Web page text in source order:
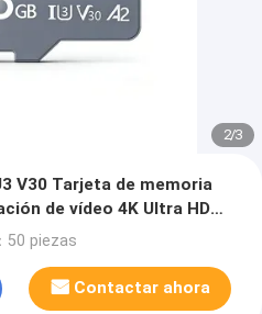
2/3
V30 Tarjeta de memoria
de vídeo 4K Ultra HD
50 piezas
Contactar ahora